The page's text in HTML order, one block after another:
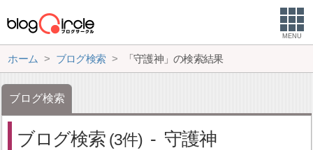
MENU
ホーム ブログ検索 「守護神」の検索結果
ブログ検索
ブログ検索 3 守護神